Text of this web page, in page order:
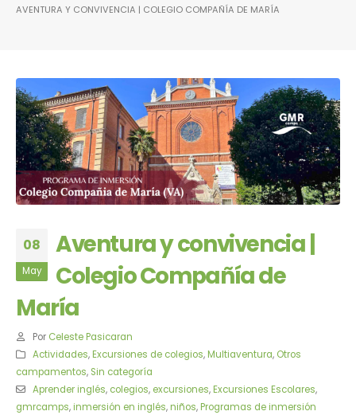
AVENTURA Y CONVIVENCIA | COLEGIO COMPAÑÍA DE MARÍA
08
May
Aventura y convivencia |
Colegio Compañía de
María
Por Celeste Pasicaran
Actividades,Excursiones de colegios,Multiaventura, Otros
campamentos, Sin categoría
Aprender inglés, colegios, excursiones,Excursiones Escolares,
gmrcamps,inmersión en inglés,niños,Programas de inmersión